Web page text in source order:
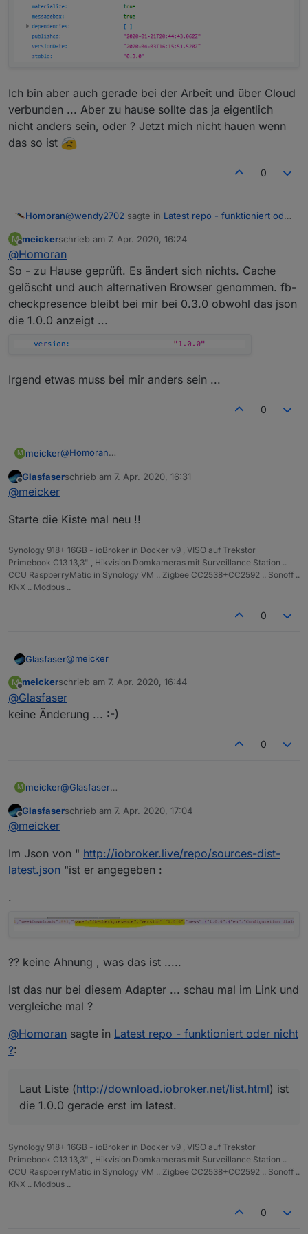
Ich bin aber auch gerade bei der Arbeit und über Cloud
verbunden ... Aber zu hause sollte das ja eigentlich
nicht anders sein, oder ? Jetzt mich nicht hauen wenn
das so ist
0
Homoran@wendy2702 sagte in Latest repo - funktioniert oder
Das kann ja sein.
Ich weiß nicht warum, aber das soll auch an den
Servern liegen, die auf dem Weg vom Repo zu dir
nach Hause liegen.
M
Offline
meickerschrieb am 7. Apr. 2020, 16:24
zuletzt editiert von
@Homoran
So - zu Hause geprüft. Es ändert sich nichts. Cache
gelöscht und auch alternativen Browser genommen. fb-
checkpresence bleibt bei mir bei 0.3.0 obwohl das json
die 1.0.0 anzeigt ...
Irgend etwas muss bei mir anders sein ...
0
M meicker@Homoran
gelöscht und auch alternativen Browser genommen.
Irgend etwas muss bei mir anders sein ...
Offline
Glasfaserschrieb am 7. Apr. 2020, 16:31
zuletzt editiert von
@meicker
Starte die Kiste mal neu !!
Synology 918+ 16GB - ioBroker in Docker v9 , VISO auf Trekstor
Primebook C13 13,3" , Hikvision Domkameras mit Surveillance Station ..
CCU RaspberryMatic in Synology VM .. Zigbee CC2538+CC2592 .. Sonoff ..
KNX .. Modbus ..
0
Glasfaser@meicker
Starte die Kiste mal neu !!
M
Offline
meickerschrieb am 7. Apr. 2020, 16:44
zuletzt editiert von
@Glasfaser
keine Änderung ... :-)
0
M meicker@Glasfaser
Offline
Glasfaserschrieb am 7. Apr. 2020, 17:04
zuletzt editiert von
@meicker
Im Json von " http://iobroker.live/repo/sources-dist-
latest.json "ist er angegeben :
.
?? keine Ahnung , was das ist .....
Ist das nur bei diesem Adapter ... schau mal im Link und
vergleiche mal ?
@Homoran sagte in Latest repo - funktioniert oder nicht
?:
Laut Liste (http://download.iobroker.net/list.html) ist
die 1.0.0 gerade erst im latest.
Synology 918+ 16GB - ioBroker in Docker v9 , VISO auf Trekstor
Primebook C13 13,3" , Hikvision Domkameras mit Surveillance Station ..
CCU RaspberryMatic in Synology VM .. Zigbee CC2538+CC2592 .. Sonoff ..
KNX .. Modbus ..
0